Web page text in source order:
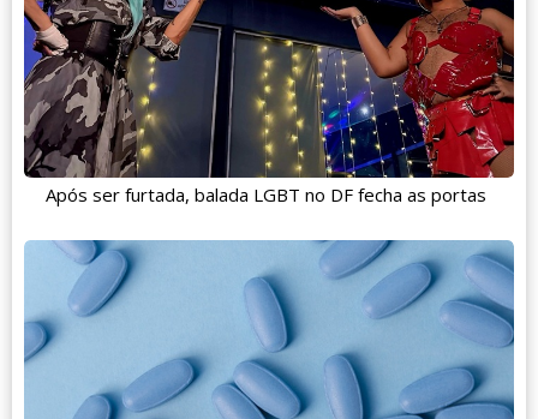
Após ser furtada, balada LGBT no DF fecha as portas